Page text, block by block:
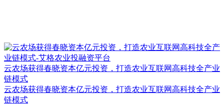
云农场获得春晓资本亿元投资，打造农业互联网高科技全产业
链模式
云农场获得春晓资本亿元投资，打造农业互联网高科技全产业
链模式